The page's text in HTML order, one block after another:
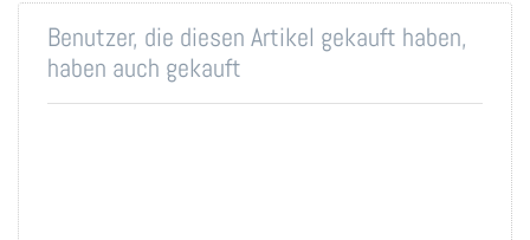
Benutzer, die diesen Artikel gekauft haben,
haben auch gekauft